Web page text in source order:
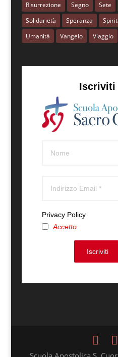
Risurrezione
Segno Sete
Solidarietà
Speranza
Umanità
Vangelo Viaggio
Iscriviti
Privacy Policy
Accetto
Iscriviti